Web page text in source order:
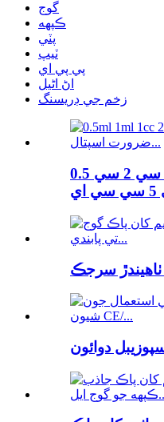
گوج
ڪپهه
پٽي
ٽيپ
پي پي اي
اڻ اڻيل
زخم جي ڊريسنگ
0.5 ايم ايل 1 ايم ايل 1 سي سي 2 سي